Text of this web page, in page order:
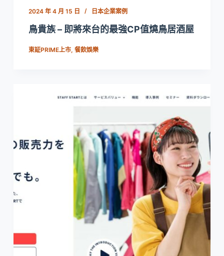
2024 年 4 月 15 日 日本企業案例
鳥貴族 – 即將來台的最強CP值燒鳥居酒屋
東証PRIME上市, 餐飲娛樂